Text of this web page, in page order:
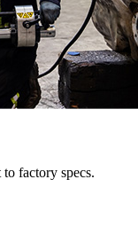
factory specs.